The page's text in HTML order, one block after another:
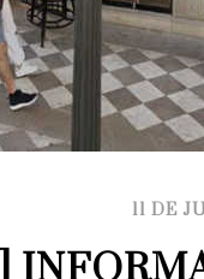
11 DE